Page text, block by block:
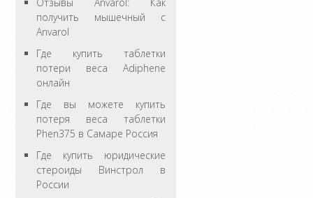
получить мышечный с
Anvarol
Где купить таблетки
потери веса Adiphene
онлайн
Где вы можете купить
потеря веса таблетки
Phen375 в Самаре Россия
Где купить юридические
стероиды Винстрол в
России